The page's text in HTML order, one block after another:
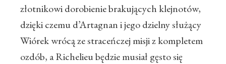
złotnikowi dorobienie brakujących klejnotów,
dzięki czemu d’Artagnan i jego dzielny służący
Wiórek wrócą ze straceńczej misji z kompletem
ozdób, a Richelieu będzie musiał gęsto się